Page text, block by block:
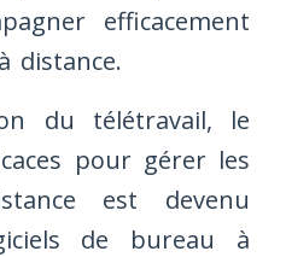
efficacement
distance.
du télétravail, le
pour gérer les
est devenu
de bureau à